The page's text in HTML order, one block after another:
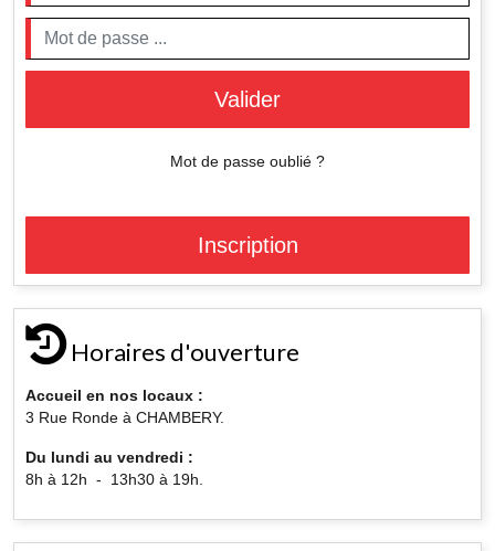
Valider
Mot de passe oublié ?
Inscription
Horaires d'ouverture
Accueil en nos locaux :
3 Rue Ronde à CHAMBERY.
Du lundi au vendredi :
8h à 12h - 13h30 à 19h.